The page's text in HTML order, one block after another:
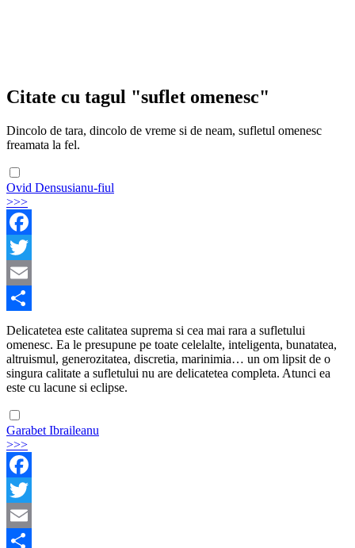
Citate cu tagul "suflet omenesc"
Dincolo de tara, dincolo de vreme si de neam, sufletul omenesc
freamata la fel.
Ovid Densusianu-fiul
>>>
Facebook
Twitter
Email
Share
Delicatetea este calitatea suprema si cea mai rara a sufletului
omenesc. Ea le presupune pe toate celelalte, inteligenta, bunatatea,
altruismul, generozitatea, discretia, marinimia… un om lipsit de o
singura calitate a sufletului nu are delicatetea completa. Atunci ea
este cu lacune si eclipse.
Garabet Ibraileanu
>>>
Facebook
Twitter
Email